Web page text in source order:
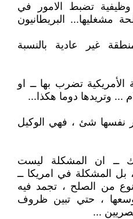
تضبط الامور في
البريطانيون
غير عادية بالنسبة
تضرب بها ــ او
... وتريدها دوما هكذا...
نفسها شئ ، فهي الوكيل
ــ ان المشكلة ليست
المشكلة في امريكا ــ
من الصلح ، تجمد فيه
، حتي تبين ظروف
...